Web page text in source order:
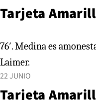
Tarjeta
76′. Medina es amonestado en Argentina por empujar a
Laimer.
22 JUNIO
Tarjeta